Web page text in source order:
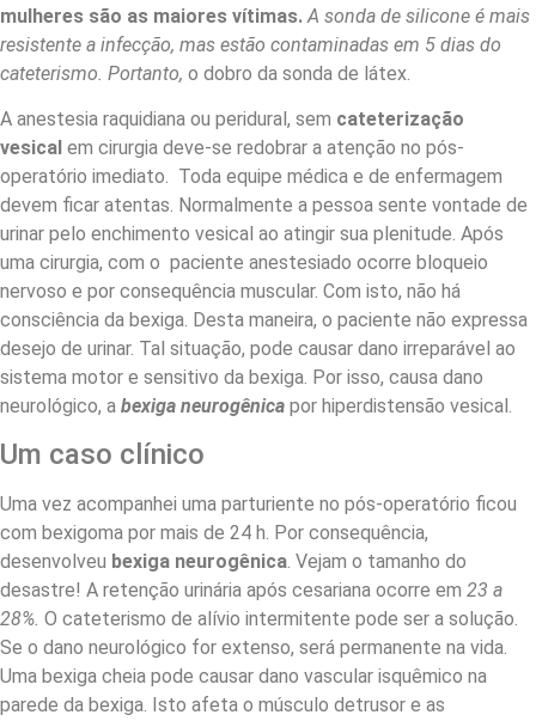
mulheres são as maiores vítimas. A sonda de silicone é mais
resistente a infecção, mas estão contaminadas em 5 dias do
cateterismo. Portanto, o dobro da sonda de látex.
A anestesia raquidiana ou peridural, sem cateterização
vesical em cirurgia deve-se redobrar a atenção no pós-
operatório imediato. Toda equipe médica e de enfermagem
devem ficar atentas. Normalmente a pessoa sente vontade de
urinar pelo enchimento vesical ao atingir sua plenitude. Após
uma cirurgia, com o paciente anestesiado ocorre bloqueio
nervoso e por consequência muscular. Com isto, não há
consciência da bexiga. Desta maneira, o paciente não expressa
desejo de urinar. Tal situação, pode causar dano irreparável ao
sistema motor e sensitivo da bexiga. Por isso, causa dano
neurológico, a bexiga neurogênica por hiperdistensão vesical.
Um caso clínico
Uma vez acompanhei uma parturiente no pós-operatório ficou
com bexigoma por mais de 24 h. Por consequência,
desenvolveu bexiga neurogênica. Vejam o tamanho do
desastre! A retenção urinária após cesariana ocorre em 23 a
28%. O cateterismo de alívio intermitente pode ser a solução.
Se o dano neurológico for extenso, será permanente na vida.
Uma bexiga cheia pode causar dano vascular isquêmico na
parede da bexiga. Isto afeta o músculo detrusor e as